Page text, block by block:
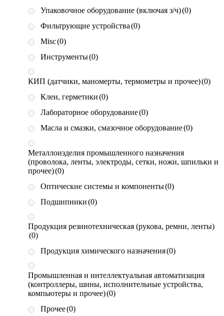
Упаковочное оборудование (включая з/ч)(0)
Фильтрующие устройства(0)
Misc(0)
Инструменты(0)
КИП (датчики, маномерты, термометры и прочее)(0)
Клеи, герметики(0)
Лабораторное оборудование(0)
Масла и смазки, смазочное оборудование(0)
Металлоизделия промышленного назначения
(проволока, ленты, электроды, сетки, ножи, шпильки и
прочее)(0)
Оптические системы и компоненты(0)
Подшипники(0)
Продукция резинотехническая (рукова, ремни, ленты)
(0)
Продукция химического назначения(0)
Промышленная и интеллектуальная автоматизация
(контроллеры, шины, исполнительные устройства,
компьютеры и прочее)(0)
Прочее(0)